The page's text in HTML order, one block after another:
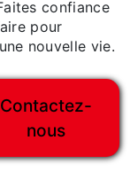
confiance
pour
nouvelle vie.
Contactez-
nous